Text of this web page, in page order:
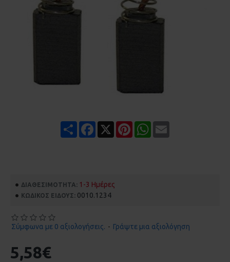
Share Facebook PinterestWhatsApp
ΔΙΑΘΕΣΙΜΌΤΗΤΑ: 1-3 Ημέρες
ΚΩΔΙΚΌΣ ΕΊΔΟΥΣ: 0010.1234
Σύμφωνα με 0 αξιολογήσεις. - Γράψτε μια αξιολόγηση
5,58€